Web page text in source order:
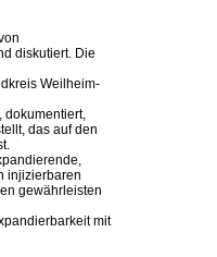
diskutiert. Die
Weilheim-
das auf den
injizierbaren
gewährleisten
mit